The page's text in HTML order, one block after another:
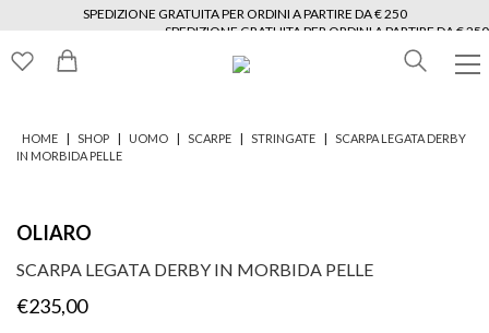
SPEDIZIONE GRATUITA PER ORDINI A PARTIRE DA € 250
SPEDIZIONE GRATUITA PER ORDINI A PARTIRE DA € 250
SPEDIZIONE GRATUITA PER ORDINI A PARTIRE DA € 250
SPEDIZIONE GRATUITA PER ORDINI A PARTIRE DA € 250
HOME | SHOP | UOMO | SCARPE | STRINGATE |
SCARPA LEGATA DERBY
IN MORBIDA PELLE
OLIARO
SCARPA LEGATA DERBY IN MORBIDA PELLE
€235,00